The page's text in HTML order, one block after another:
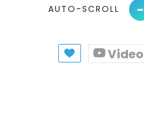
AUTO-SCROLL -
Video